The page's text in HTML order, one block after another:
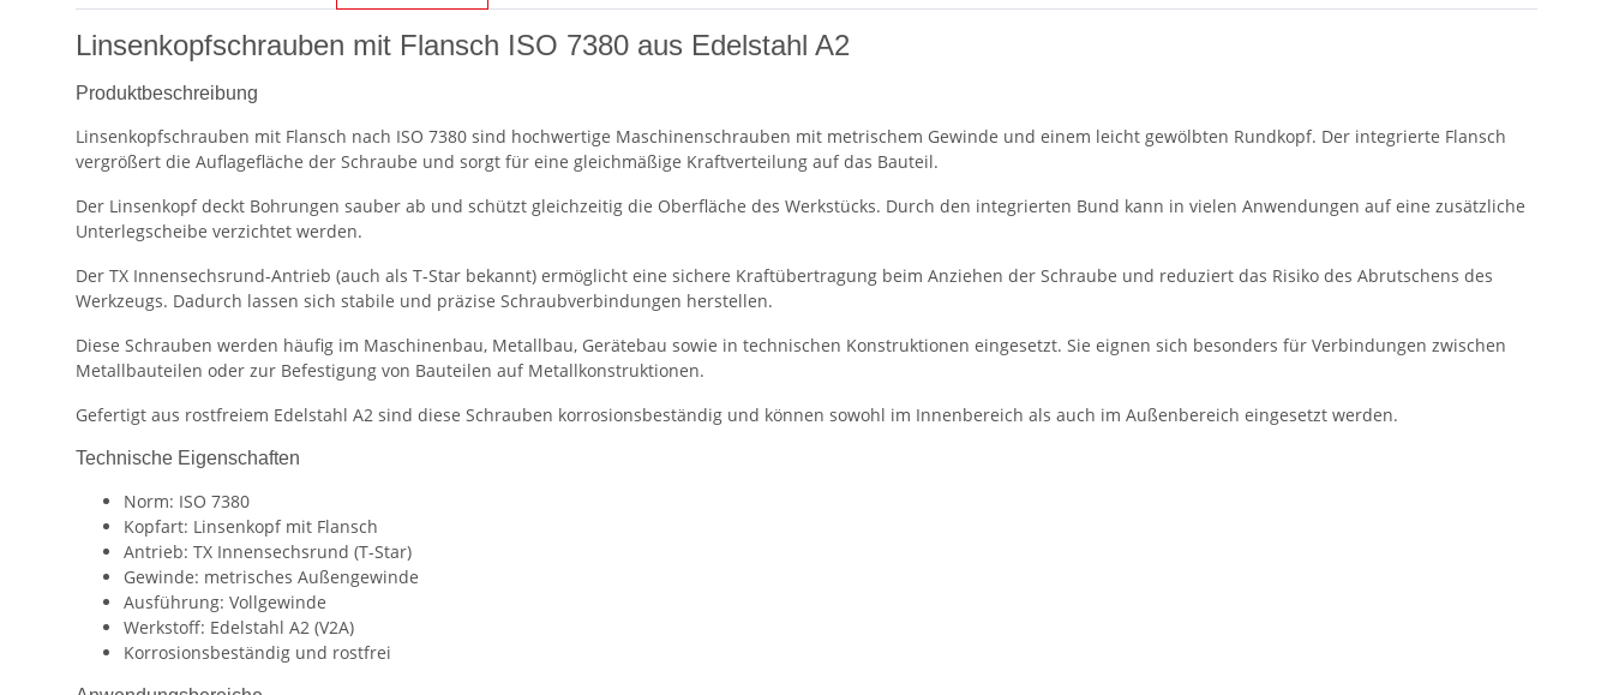
Linsenkopfschrauben mit Flansch ISO 7380 aus Edelstahl A2
Produktbeschreibung
Linsenkopfschrauben mit Flansch nach ISO 7380 sind hochwertige Maschinenschrauben mit metrischem Gewinde und einem leicht gewölbten Rundkopf. Der integrierte Flansch
vergrößert die Auflagefläche der Schraube und sorgt für eine gleichmäßige Kraftverteilung auf das Bauteil.
Der Linsenkopf deckt Bohrungen sauber ab und schützt gleichzeitig die Oberfläche des Werkstücks. Durch den integrierten Bund kann in vielen Anwendungen auf eine zusätzliche
Unterlegscheibe verzichtet werden.
Der TX Innensechsrund-Antrieb (auch als T-Star bekannt) ermöglicht eine sichere Kraftübertragung beim Anziehen der Schraube und reduziert das Risiko des Abrutschens des
Werkzeugs. Dadurch lassen sich stabile und präzise Schraubverbindungen herstellen.
Diese Schrauben werden häufig im Maschinenbau, Metallbau, Gerätebau sowie in technischen Konstruktionen eingesetzt. Sie eignen sich besonders für Verbindungen zwischen
Metallbauteilen oder zur Befestigung von Bauteilen auf Metallkonstruktionen.
Gefertigt aus rostfreiem Edelstahl A2 sind diese Schrauben korrosionsbeständig und können sowohl im Innenbereich als auch im Außenbereich eingesetzt werden.
Technische Eigenschaften
Norm: ISO 7380
Kopfart: Linsenkopf mit Flansch
Antrieb: TX Innensechsrund (T-Star)
Gewinde: metrisches Außengewinde
Ausführung: Vollgewinde
Werkstoff: Edelstahl A2 (V2A)
Korrosionsbeständig und rostfrei